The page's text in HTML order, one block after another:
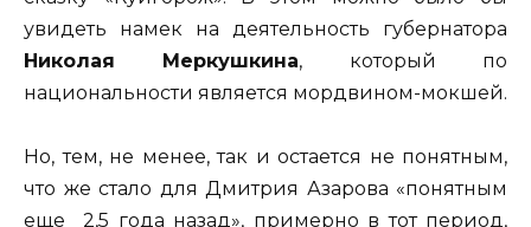
увидеть намек на деятельность губернатора
Николая Меркушкина, который по
национальности является мордвином-мокшей.
Но, тем, не менее, так и остается не понятным,
что же стало для Дмитрия Азарова «понятным
еще 2,5 года назад», примерно в тот период,